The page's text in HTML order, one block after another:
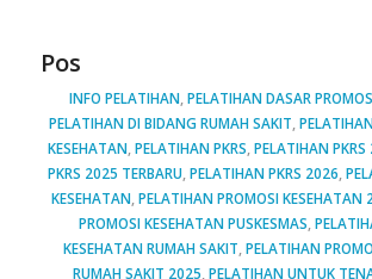
Pos
INFO PELATIHAN ,PELATIHAN DASAR
PELATIHAN DI BIDANG RUMAH SAKIT
KESEHATAN ,PELATIHAN PKRS ,PELATIHAN PKRS
PKRS 2025 TERBARU PELATIHAN PKRS 2026
KESEHATAN ,PELATIHAN PROMOSI KESEHATAN
PROMOSI KESEHATAN PUSKESMAS
KESEHATAN RUMAH SAKIT ,PELATIHAN
RUMAH SAKIT 2025 PELATIHAN UNTUK